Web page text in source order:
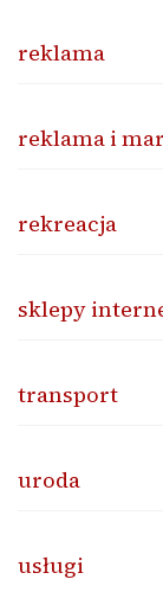
reklama
reklama i
rekreacja
sklepy
transport
uroda
usługi